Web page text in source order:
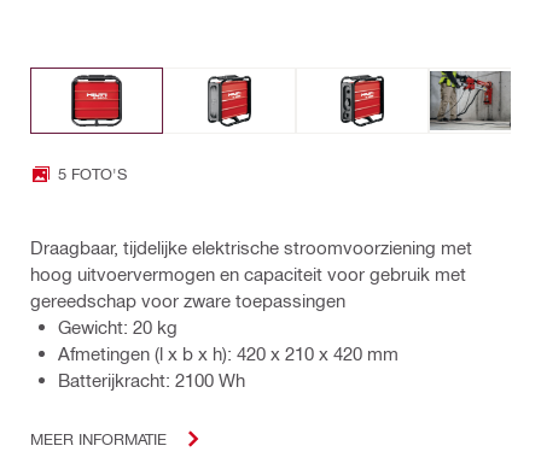
5 FOTO'S
Draagbaar, tijdelijke elektrische stroomvoorziening met
hoog uitvoervermogen en capaciteit voor gebruik met
gereedschap voor zware toepassingen
Gewicht: 20 kg
Afmetingen (l x b x h): 420 x 210 x 420 mm
Batterijkracht: 2100 Wh
MEER INFORMATIE